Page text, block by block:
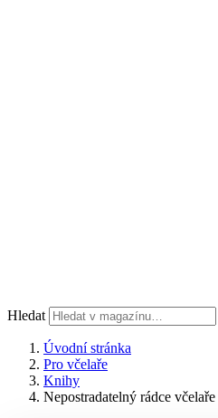
Hledat
Úvodní stránka
Pro včelaře
Knihy
Nepostradatelný rádce včelaře